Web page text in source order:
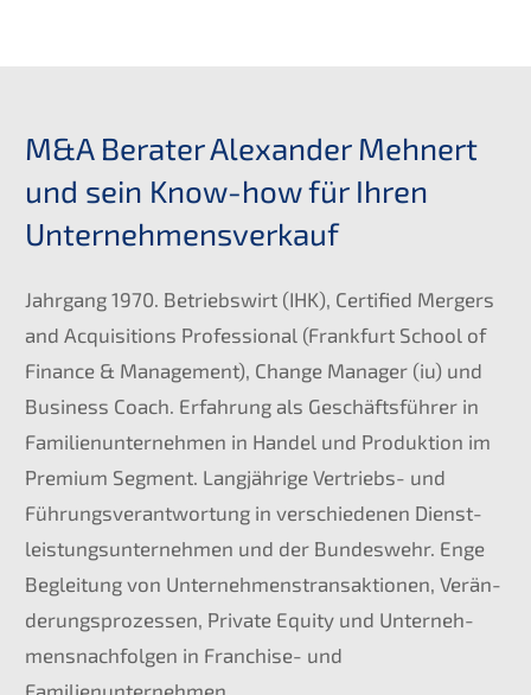
M&A Berater Alexan­der Mehnert
und sein Know-how für Ihren
Unternehmensverkauf
Jahrgang 1970. Betriebs­wirt (IHK), Certi­fied Mergers
and Acqui­si­ti­ons Profes­sio­nal (Frank­furt School of
Finan­ce & Manage­ment), Change Manager (iu) und
Business Coach. Erfah­rung als Geschäfts­füh­rer in
Famili­en­un­ter­neh­men in Handel und Produk­ti­on im
Premi­um Segment. Langjäh­ri­ge Vertriebs- und
Führungs­ver­ant­wor­tung in verschie­de­nen Dienst­
leis­tungs­un­ter­neh­men und der Bundes­wehr. Enge
Beglei­tung von Unter­neh­mens­trans­ak­tio­nen, Verän­
de­rungs­pro­zes­sen, Priva­te Equity und Unter­neh­
mens­nach­fol­gen in Franchise- und
Familienunternehmen.